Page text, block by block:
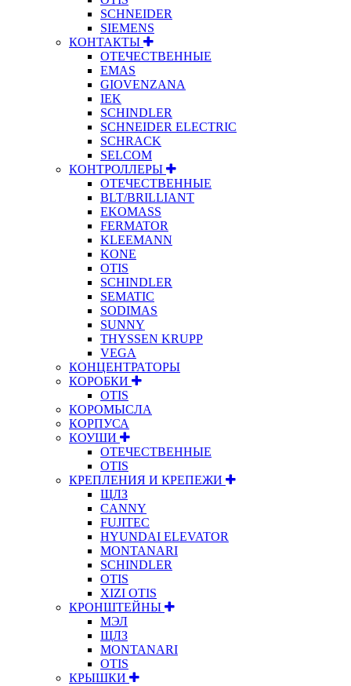
SCHNEIDER
SIEMENS
КОНТАКТЫ
ОТЕЧЕСТВЕННЫЕ
EMAS
GIOVENZANA
IEK
SCHINDLER
SCHNEIDER ELECTRIC
SCHRACK
SELCOM
КОНТРОЛЛЕРЫ
ОТЕЧЕСТВЕННЫЕ
BLT/BRILLIANT
EKOMASS
FERMATOR
KLEEMANN
KONE
OTIS
SCHINDLER
SEMATIC
SODIMAS
SUNNY
THYSSEN KRUPP
VEGA
КОНЦЕНТРАТОРЫ
КОРОБКИ
OTIS
КОРОМЫСЛА
КОРПУСА
КОУШИ
ОТЕЧЕСТВЕННЫЕ
OTIS
КРЕПЛЕНИЯ И КРЕПЕЖИ
ЩЛЗ
CANNY
FUJITEC
HYUNDAI ELEVATOR
MONTANARI
SCHINDLER
OTIS
XIZI OTIS
КРОНШТЕЙНЫ
МЭЛ
ЩЛЗ
MONTANARI
OTIS
КРЫШКИ